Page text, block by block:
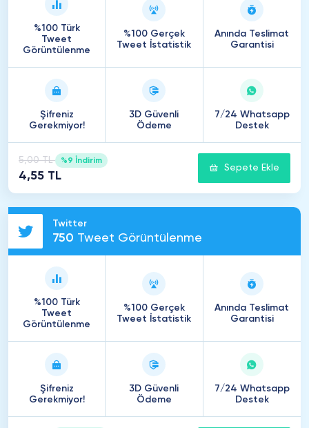
%100 Türk
Tweet
Görüntülenme
%100 Gerçek
Tweet İstatistik
Anında Teslimat
Garantisi
Şifreniz
Gerekmiyor!
3D Güvenli
Ödeme
7/24 Whatsapp
Destek
5,00 TL %9 İndirim
4,55 TL
Sepete Ekle
Twitter
750 Tweet Görüntülenme
%100 Türk
Tweet
Görüntülenme
%100 Gerçek
Tweet İstatistik
Anında Teslimat
Garantisi
Şifreniz
Gerekmiyor!
3D Güvenli
Ödeme
7/24 Whatsapp
Destek